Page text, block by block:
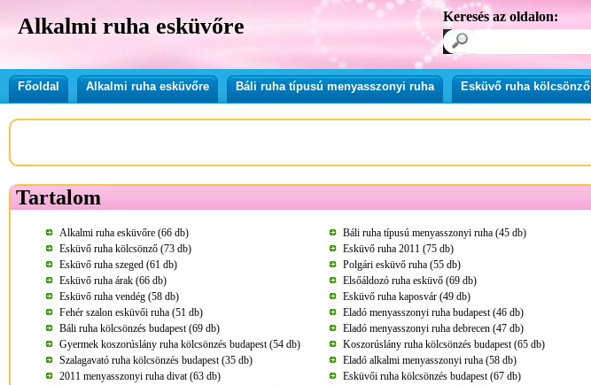
Alkalmi ruha esküvőre Keresés az oldalon:
Főoldal Alkalmi ruha esküvőre Báli ruha típusú menyasszonyi ruha Esküvő ruha kölcsönző
Tartalom
Alkalmi ruha esküvőre (66 db)
Báli ruha típusú menyasszonyi ruha (45 db)
Esküvő ruha kölcsönző (73 db)
Esküvő ruha 2011 (75 db)
Esküvő ruha szeged (61 db)
Polgári esküvő ruha (55 db)
Esküvő ruha árak (66 db)
Elsőáldozó ruha esküvő (69 db)
Esküvő ruha vendég (58 db)
Esküvő ruha kaposvár (49 db)
Fehér szalon esküvői ruha (51 db)
Eladó menyasszonyi ruha budapest (46 db)
Báli ruha kölcsönzés budapest (69 db)
Eladó menyasszonyi ruha debrecen (47 db)
Gyermek koszorúslány ruha kölcsönzés budapest (54 db)
Koszorúslány ruha kölcsönzés budapest (65 db)
Szalagavató ruha kölcsönzés budapest (35 db)
Eladó alkalmi menyasszonyi ruha (58 db)
2011 menyasszonyi ruha divat (63 db)
Esküvői ruha kölcsönzés budapest (67 db)